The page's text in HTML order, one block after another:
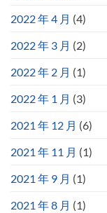
2022 年 4 月 (4)
2022 年 3 月 (2)
2022 年 2 月 (1)
2022 年 1 月 (3)
2021 年 12 月 (6)
2021 年 11 月 (1)
2021 年 9 月 (1)
2021 年 8 月 (1)